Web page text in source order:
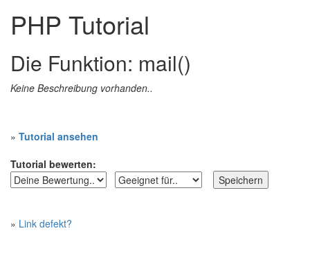
PHP Tutorial
Die Funktion: mail()
Keine Beschreibung vorhanden..
» Tutorial ansehen
Tutorial bewerten:
» Link defekt?